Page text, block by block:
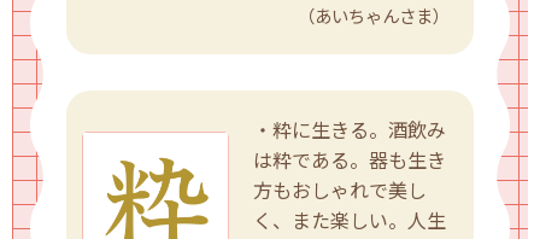
（あいちゃんさま）
・粋に生きる。酒飲み
は粋である。器も生き
方もおしゃれで美し
く、また楽しい。人生